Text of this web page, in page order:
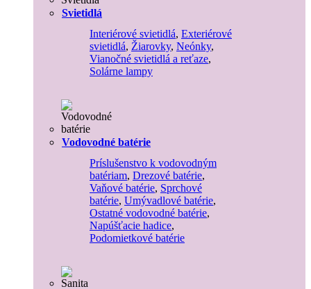
Svietidlá
Interiérové svietidlá, Exteriérové
svietidlá, Žiarovky, Neónky,
Vianočné svietidlá a reťaze,
Solárne lampy
Vodovodné batérie
Príslušenstvo k vodovodným
batériam, Drezové batérie,
Vaňové batérie, Sprchové
batérie, Umývadlové batérie,
Ostatné vodovodné batérie,
Napúšťacie hadice,
Podomietkové batérie